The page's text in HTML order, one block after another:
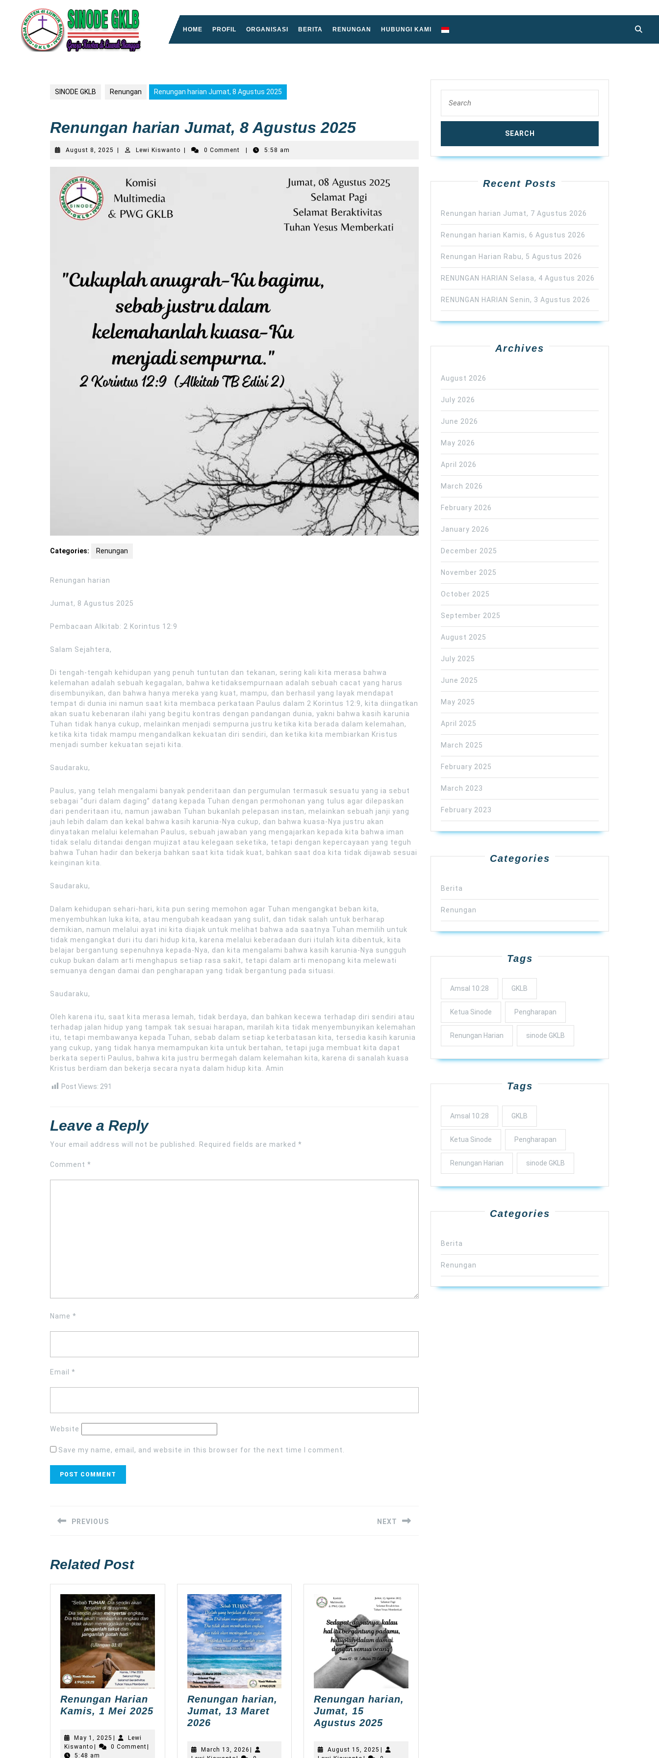
content
HOME PROFIL ORGANISASI BERITA RENUNGAN HUBUNGI KAMI
SINODE GKLB Renungan Renungan harian Jumat, 8 Agustus 2025
Renungan harian Jumat, 8 Agustus 2025
August 8, 2025 August
2025
Lewi KiswantoLewi
0 Comment 5:58 am
Categories: Renungan
Renungan harian
Jumat, 8 Agustus 2025
Pembacaan Alkitab: 2 Korintus 12:9
Salam Sejahtera,
Di tengah-tengah kehidupan yang penuh tuntutan dan tekanan, sering kali kita merasa bahwa
kelemahan adalah sebuah kegagalan, bahwa ketidaksempurnaan adalah sebuah cacat yang harus
disembunyikan, dan bahwa hanya mereka yang kuat, mampu, dan berhasil yang layak mendapat
tempat di dunia ini namun saat kita membaca perkataan Paulus dalam 2 Korintus 12:9, kita diingatkan
akan suatu kebenaran ilahi yang begitu kontras dengan pandangan dunia, yakni bahwa kasih karunia
Tuhan tidak hanya cukup, melainkan menjadi sempurna justru ketika kita berada dalam kelemahan,
ketika kita tidak mampu mengandalkan kekuatan diri sendiri, dan ketika kita membiarkan Kristus
menjadi sumber kekuatan sejati kita.
Saudaraku,
Paulus, yang telah mengalami banyak penderitaan dan pergumulan termasuk sesuatu yang ia sebut
sebagai “duri dalam daging” datang kepada Tuhan dengan permohonan yang tulus agar dilepaskan
dari penderitaan itu, namun jawaban Tuhan bukanlah pelepasan instan, melainkan sebuah janji yang
jauh lebih dalam dan kekal bahwa kasih karunia-Nya cukup, dan bahwa kuasa-Nya justru akan
dinyatakan melalui kelemahan Paulus, sebuah jawaban yang mengajarkan kepada kita bahwa iman
tidak selalu ditandai dengan mujizat atau kelegaan seketika, tetapi dengan kepercayaan yang teguh
bahwa Tuhan hadir dan bekerja bahkan saat kita tidak kuat, bahkan saat doa kita tidak dijawab sesuai
keinginan kita.
Saudaraku,
Dalam kehidupan sehari-hari, kita pun sering memohon agar Tuhan mengangkat beban kita,
menyembuhkan luka kita, atau mengubah keadaan yang sulit, dan tidak salah untuk berharap
demikian, namun melalui ayat ini kita diajak untuk melihat bahwa ada saatnya Tuhan memilih untuk
tidak mengangkat duri itu dari hidup kita, karena melalui keberadaan duri itulah kita dibentuk, kita
belajar bergantung sepenuhnya kepada-Nya, dan kita mengalami bahwa kasih karunia-Nya sungguh
cukup bukan dalam arti menghapus setiap rasa sakit, tetapi dalam arti menopang kita melewati
semuanya dengan damai dan pengharapan yang tidak bergantung pada situasi.
Saudaraku,
Oleh karena itu, saat kita merasa lemah, tidak berdaya, dan bahkan kecewa terhadap diri sendiri atau
terhadap jalan hidup yang tampak tak sesuai harapan, marilah kita tidak menyembunyikan kelemahan
itu, tetapi membawanya kepada Tuhan, sebab dalam setiap keterbatasan kita, tersedia kasih karunia
yang cukup, yang tidak hanya memampukan kita untuk bertahan, tetapi juga membuat kita dapat
berkata seperti Paulus, bahwa kita justru bermegah dalam kelemahan kita, karena di sanalah kuasa
Kristus berdiam dan bekerja secara nyata dalam hidup kita. Amin
Post Views: 291
Leave a Reply
Your email address will not be published. Required fields are marked *
Comment *
Name *
Email *
Website
Save my name, email, and website in this browser for the next time I comment.
navigation
PREVIOUS NEXT
Related Post
Renungan Harian
Kamis, 1 Mei 2025Renungan
May 1, 2025 May
1,
Lewi
Kiswanto Lewi
Kiswanto
0 Comment
5:48 am
Renungan harian,
Jumat, 13 Maret
2026Renungan
Jumat,
March 13, 2026 March
Renungan harian,
Jumat, 15
Agustus 2025Renungan
Jumat,
August 15, 2025 August
for:
Recent Posts
Renungan harian Jumat, 7 Agustus 2026
Renungan harian Kamis, 6 Agustus 2026
Renungan Harian Rabu, 5 Agustus 2026
RENUNGAN HARIAN Selasa, 4 Agustus 2026
RENUNGAN HARIAN Senin, 3 Agustus 2026
Archives
August 2026
July 2026
June 2026
May 2026
April 2026
March 2026
February 2026
January 2026
December 2025
November 2025
October 2025
September 2025
August 2025
July 2025
June 2025
May 2025
April 2025
March 2025
February 2025
March 2023
February 2023
Categories
Berita
Renungan
Tags
Amsal 10:28 GKLB
Ketua Sinode Pengharapan
Renungan Harian sinode GKLB
Tags
Amsal 10:28 GKLB
Ketua Sinode Pengharapan
Renungan Harian sinode GKLB
Categories
Berita
Renungan